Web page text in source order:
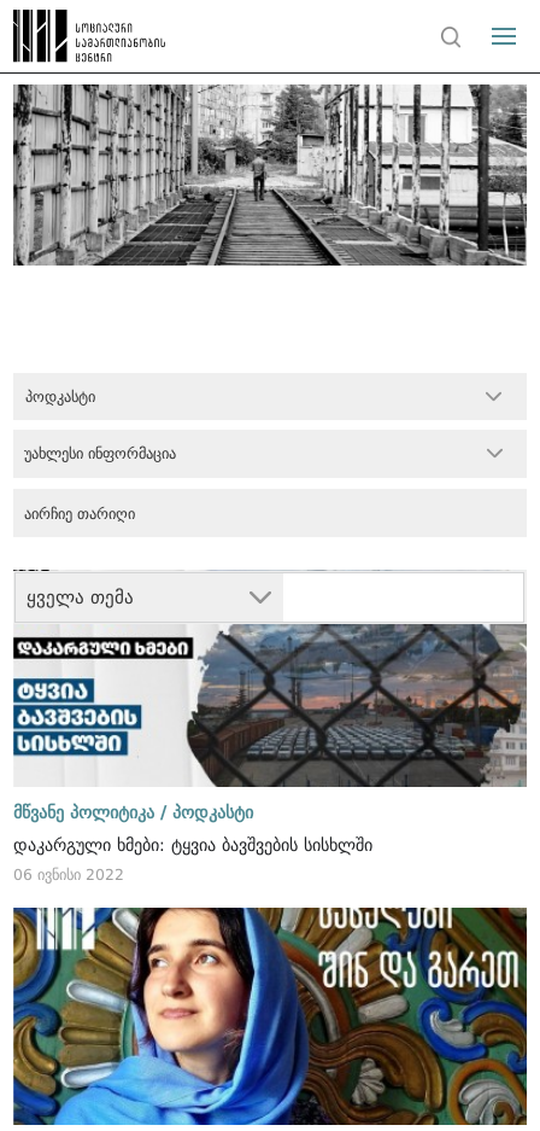
პოდკასტი
ყველა თემა
უახლესი ინფორმაცია
მწვანე პოლიტიკა / პოდკასტი
დაკარგული ხმები: ტყვია ბავშვების სისხლში
06 ივნისი 2022